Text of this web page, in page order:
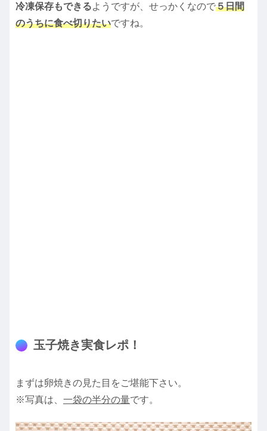
冷凍保存もできるようですが、せっかくなので５日間
のうちに食べ切りたいですね。
玉子焼き実食レポ！
まずは卵焼きの見た目をご堪能下さい。
※写真は、 一袋の半分の量です。